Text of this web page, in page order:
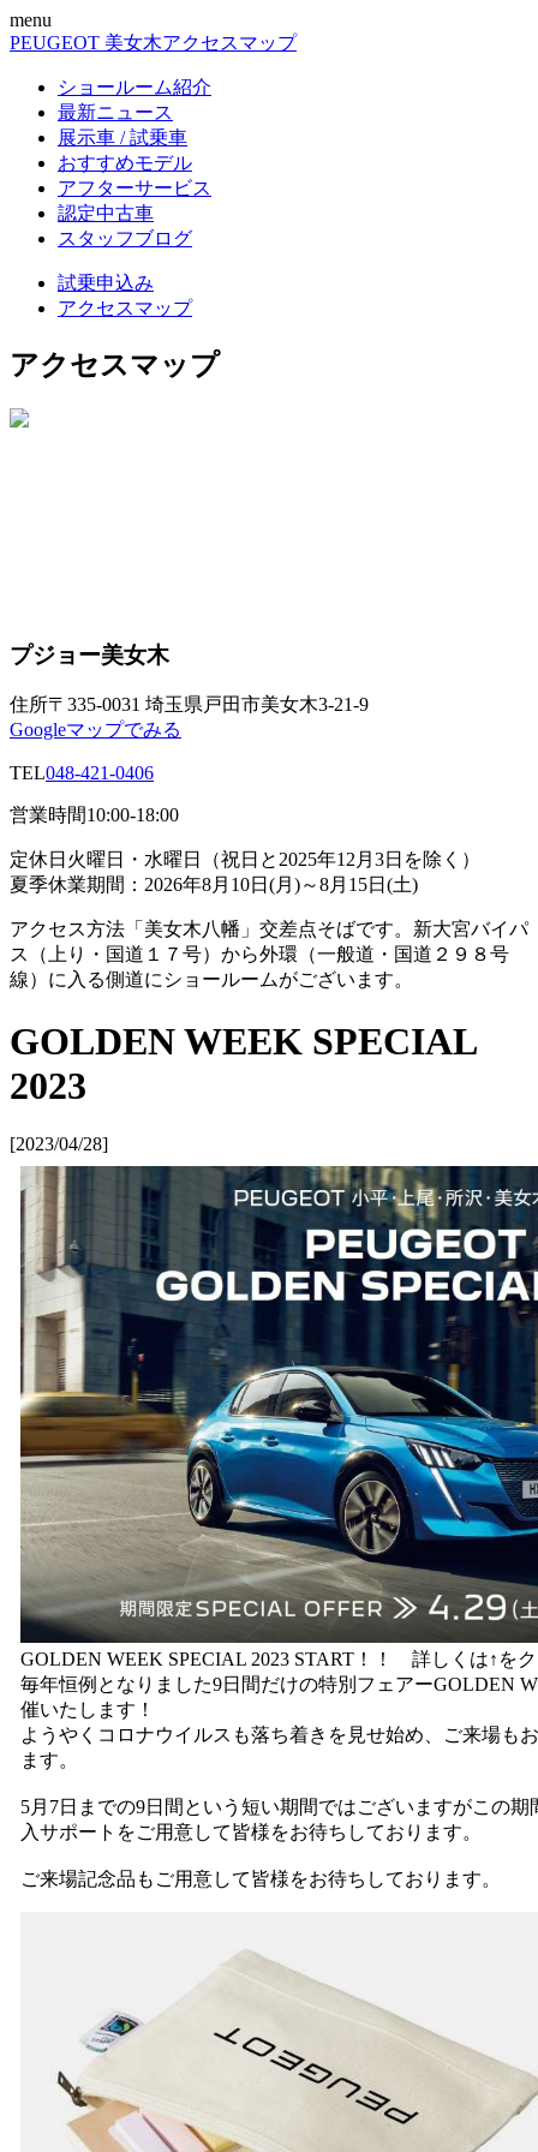
menu
PEUGEOT 美女木アクセスマップ
ショールーム紹介
最新ニュース
展示車 / 試乗車
おすすめモデル
アフターサービス
認定中古車
スタッフブログ
試乗申込み
アクセスマップ
アクセスマップ
プジョー美女木
住所〒335-0031 埼玉県戸田市美女木3-21-9
Googleマップでみる
TEL048-421-0406
営業時間10:00-18:00
定休日 火曜日・水曜日（祝日と2025年12月3日を除く）
夏季休業期間：2026年8月10日(月)～8月15日(土)
アクセス方法 「美女木八幡」交差点そばです。新大宮バイパ
ス（上り・国道１７号）から外環（一般道・国道２９８号
線）に入る側道にショールームがございます。
GOLDEN WEEK SPECIAL
2023
[2023/04/28]
GOLDEN WEEK SPECIAL 2023 START！！ 詳しくは↑を
毎年恒例となりました9日間だけの特別フェアーGOLDEN
催いたします！
ようやくコロナウイルスも落ち着きを見せ始め、ご来場も
ます。
5月7日までの9日間という短い期間ではございますがこの
入サポートをご用意して皆様をお待ちしております。
ご来場記念品もご用意して皆様をお待ちしております。